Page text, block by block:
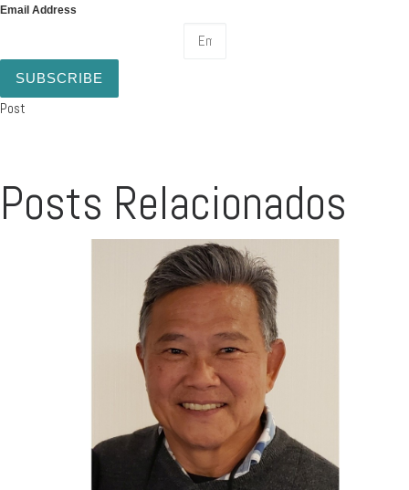
Email Address
SUBSCRIBE
Post
Posts Relacionados